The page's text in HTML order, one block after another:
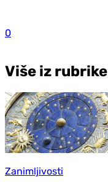
0
Više iz rubrike
Zanimljivosti